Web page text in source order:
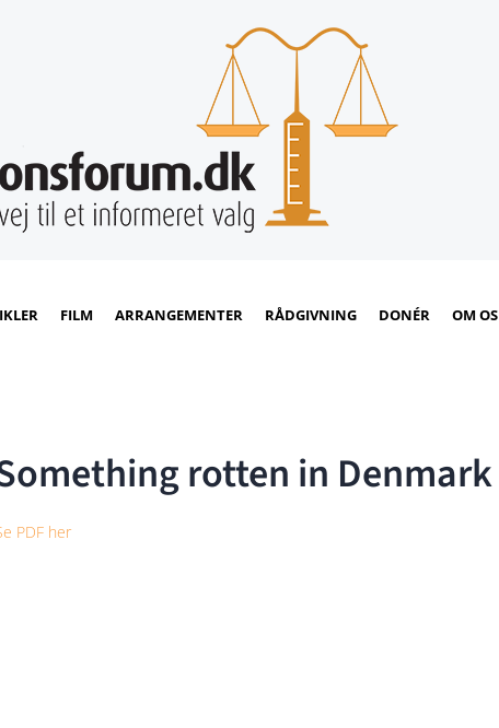
FILM ARRANGEMENTER RÅDGIVNING DONÉR OM OS
rotten in Denmark
PDF her